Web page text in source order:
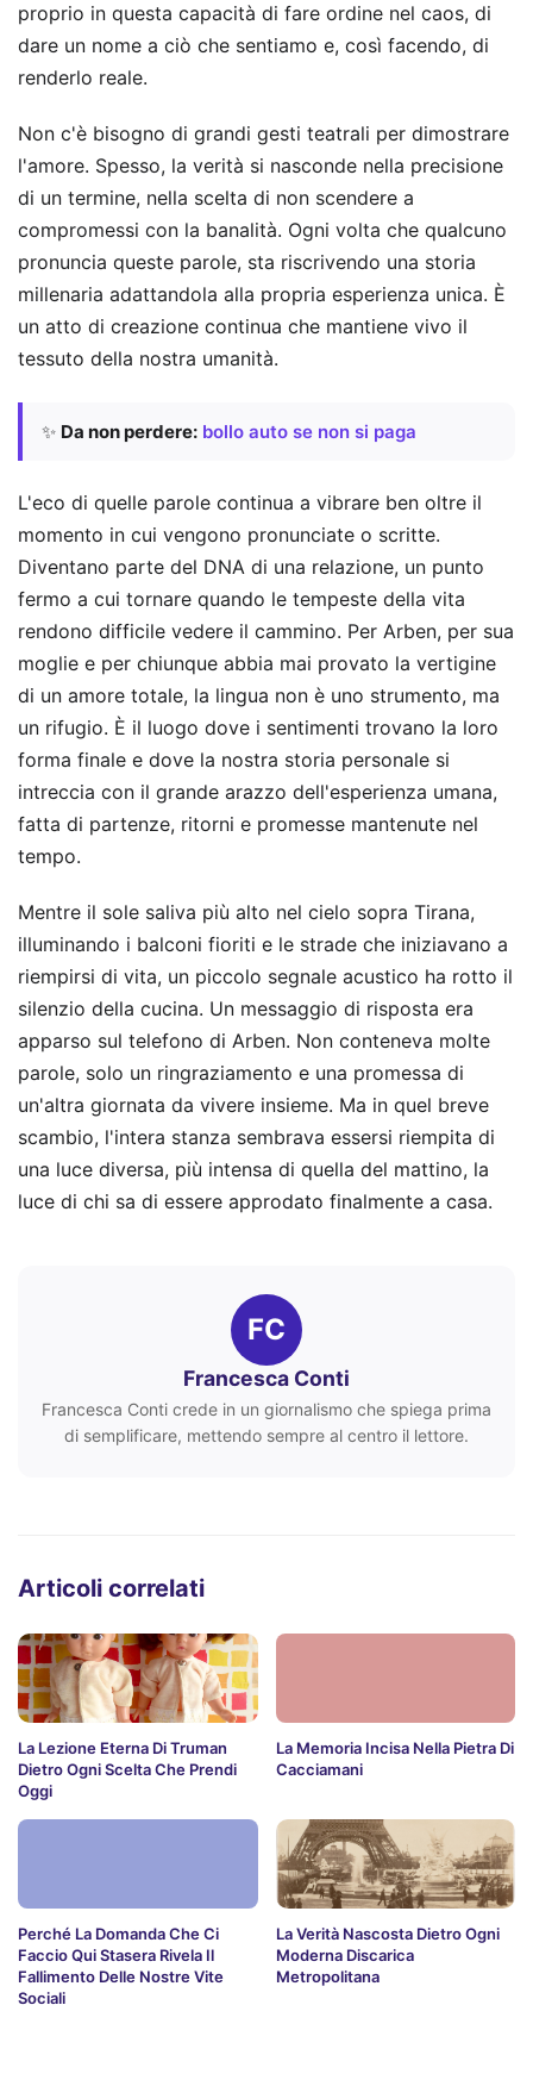
proprio in questa capacità di fare ordine nel caos, di
dare un nome a ciò che sentiamo e, così facendo, di
renderlo reale.
Non c'è bisogno di grandi gesti teatrali per dimostrare
l'amore. Spesso, la verità si nasconde nella precisione
di un termine, nella scelta di non scendere a
compromessi con la banalità. Ogni volta che qualcuno
pronuncia queste parole, sta riscrivendo una storia
millenaria adattandola alla propria esperienza unica. È
un atto di creazione continua che mantiene vivo il
tessuto della nostra umanità.
✨ Da non perdere: bollo auto se non si paga
L'eco di quelle parole continua a vibrare ben oltre il
momento in cui vengono pronunciate o scritte.
Diventano parte del DNA di una relazione, un punto
fermo a cui tornare quando le tempeste della vita
rendono difficile vedere il cammino. Per Arben, per sua
moglie e per chiunque abbia mai provato la vertigine
di un amore totale, la lingua non è uno strumento, ma
un rifugio. È il luogo dove i sentimenti trovano la loro
forma finale e dove la nostra storia personale si
intreccia con il grande arazzo dell'esperienza umana,
fatta di partenze, ritorni e promesse mantenute nel
tempo.
Mentre il sole saliva più alto nel cielo sopra Tirana,
illuminando i balconi fioriti e le strade che iniziavano a
riempirsi di vita, un piccolo segnale acustico ha rotto il
silenzio della cucina. Un messaggio di risposta era
apparso sul telefono di Arben. Non conteneva molte
parole, solo un ringraziamento e una promessa di
un'altra giornata da vivere insieme. Ma in quel breve
scambio, l'intera stanza sembrava essersi riempita di
una luce diversa, più intensa di quella del mattino, la
luce di chi sa di essere approdato finalmente a casa.
FC
Francesca Conti
Francesca Conti crede in un giornalismo che spiega prima
di semplificare, mettendo sempre al centro il lettore.
Articoli correlati
La Lezione Eterna Di Truman
Dietro Ogni Scelta Che Prendi
Oggi
La Memoria Incisa Nella Pietra Di
Cacciamani
Perché La Domanda Che Ci
Faccio Qui Stasera Rivela Il
Fallimento Delle Nostre Vite
Sociali
La Verità Nascosta Dietro Ogni
Moderna Discarica
Metropolitana